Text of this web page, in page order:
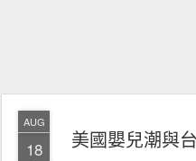
AUG
18 美國嬰兒潮與